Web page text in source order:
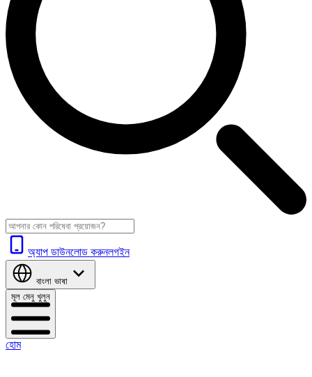
অ্যাপ ডাউনলোড করুনলগইন
বাংলা ভাষা
মূল মেনু খুলুন
হোম